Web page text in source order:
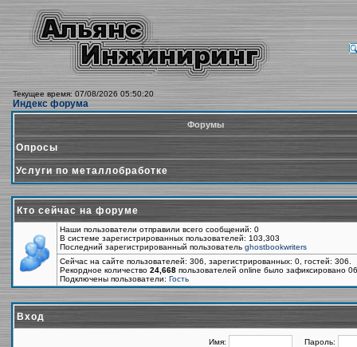
Текущее время: 07/08/2026 05:50:20
Индекс форума
Форумы
Опросы
Услуги по металлобработке
Кто сейчас на форуме
Наши пользователи отправили всего сообщений: 0
В системе зарегистрированных пользователей: 103,303
Последний зарегистрированный пользователь ghostbookwriters
Сейчас на сайте пользователей: 306, зарегистрированных: 0, гостей:
Рекордное количество 24,668 пользователей online было зафиксировано
Подключены пользователи: Гость
Вход
Имя: Пароль: